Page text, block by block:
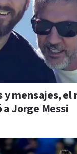
y mensajes, el
Jorge Messi